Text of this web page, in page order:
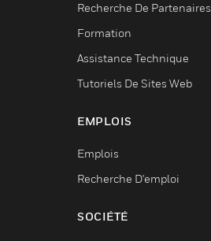
Recherche De Partenaires
Formation
Assistance Technique
Tutoriels De Sites Web
EMPLOIS
Emplois
Recherche D'emploi
SOCIÉTÉ